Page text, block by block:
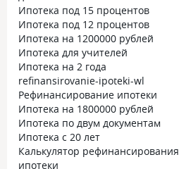
Ипотека под 15 процентов
Ипотека под 12 процентов
Ипотека на 1200000 рублей
Ипотека для учителей
Ипотека на 2 года
refinansirovanie-ipoteki-wl
Рефинансирование ипотеки
Ипотека на 1800000 рублей
Ипотека по двум документам
Ипотека с 20 лет
Калькулятор рефинансирования
ипотеки